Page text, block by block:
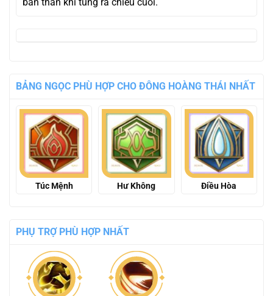
BẢNG NGỌC PHÙ HỢP CHO ĐÔNG HOÀNG THÁI NHẤT
Túc Mệnh Hư Không Điều Hòa
PHỤ TRỢ PHÙ HỢP NHẤT